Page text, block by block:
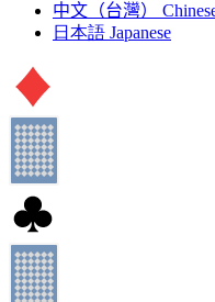
中文（台灣）
日本語 Japanese